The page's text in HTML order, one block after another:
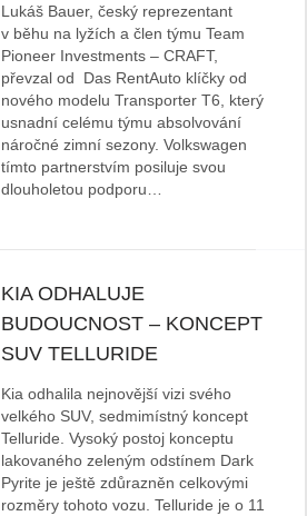
Lukáš Bauer, český reprezentant
v běhu na lyžích a člen týmu Team
Pioneer Investments – CRAFT,
převzal od Das RentAuto klíčky od
nového modelu Transporter T6, který
usnadní celému týmu absolvování
náročné zimní sezony. Volkswagen
tímto partnerstvím posiluje svou
dlouholetou podporu…
KIA ODHALUJE
BUDOUCNOST – KONCEPT
SUV TELLURIDE
Kia odhalila nejnovější vizi svého
velkého SUV, sedmimístný koncept
Telluride. Vysoký postoj konceptu
lakovaného zeleným odstínem Dark
Pyrite je ještě zdůrazněn celkovými
rozměry tohoto vozu. Telluride je o 11